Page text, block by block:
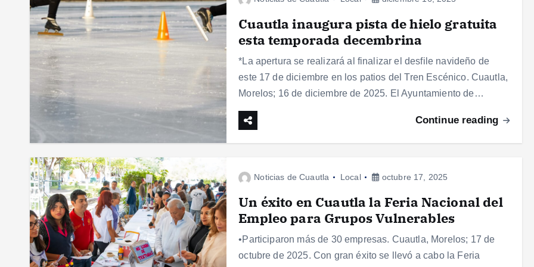
Cuautla inaugura pista de hielo gratuita
esta temporada decembrina
*La apertura se realizará al finalizar el desfile navideño de
este 17 de diciembre en los patios del Tren Escénico. Cuautla,
Morelos; 16 de diciembre de 2025. El Ayuntamiento de…
Continue reading
Noticias de Cuautla Local octubre 17, 2025
Un éxito en Cuautla la Feria Nacional del
Empleo para Grupos Vulnerables
•Participaron más de 30 empresas. Cuautla, Morelos; 17 de
octubre de 2025. Con gran éxito se llevó a cabo la Feria